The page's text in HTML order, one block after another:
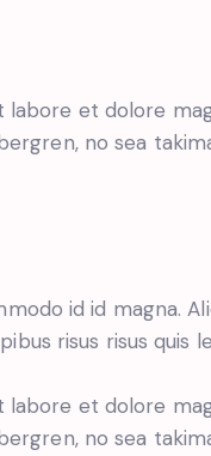
et dolore
no sea
id id magna.
risus risus quis
et dolore
no sea